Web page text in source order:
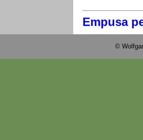
Empusa
©